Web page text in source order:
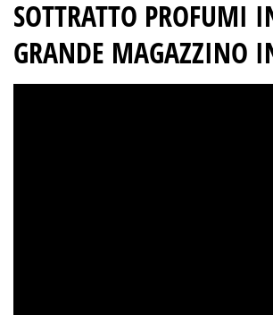
SOTTRATTO PROFUMI
GRANDE MAGAZZINO